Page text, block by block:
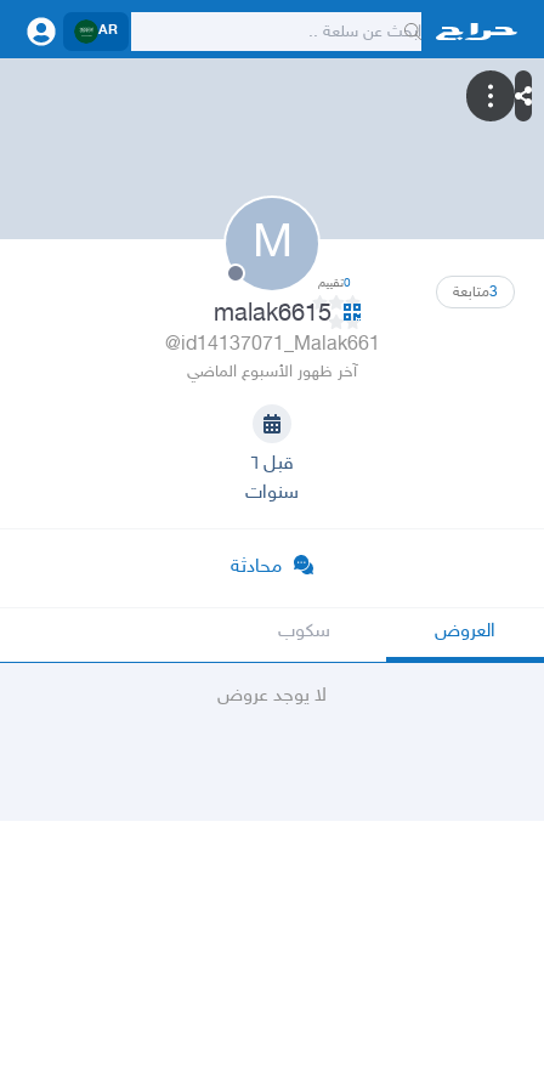
AR
M
3متابعة 0تقييم
malak6615
@id14137071_Malak661
آخر ظهور الأسبوع الماضي
قبل ٦
سنوات
محادثة
العروض سكوب
لا يوجد عروض